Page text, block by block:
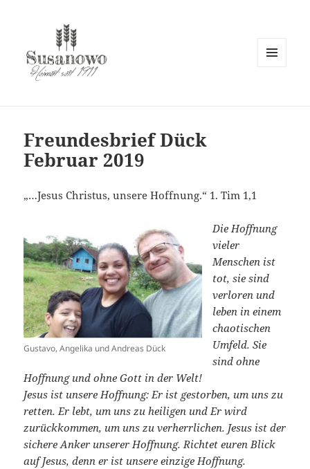
Freundesbrief Dück
Februar 2019
„…Jesus Christus, unsere Hoffnung.“ 1. Tim 1,1
Gustavo, Angelika und Andreas Dück
Die Hoffnung
vieler
Menschen ist
tot, sie sind
verloren und
leben in einem
chaotischen
Umfeld. Sie
sind ohne
Hoffnung und ohne Gott in der Welt!
Jesus ist unsere Hoffnung: Er ist gestorben, um uns zu
retten. Er lebt, um uns zu heiligen und Er wird
zurückkommen, um uns zu verherrlichen. Jesus ist der
sichere Anker unserer Hoffnung. Richtet euren Blick
auf Jesus, denn er ist unsere einzige Hoffnung.